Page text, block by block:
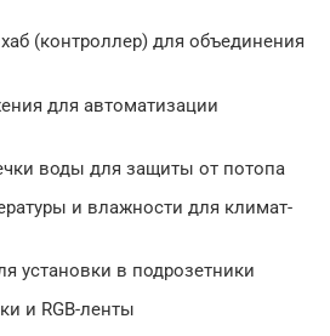
(контроллер) для объединения
для автоматизации
воды для защиты от потопа
и влажности для климат-
установки в подрозетники
и RGB-ленты